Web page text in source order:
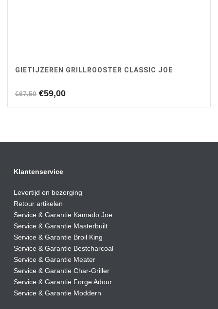
GIETIJZEREN GRILLROOSTER CLASSIC JOE
€67,50 Oorspronkelijke
€59,00Huidige
Klantenservice
Levertijd en bezorging
Retour artikelen
Service & Garantie Kamado Joe
Service & Garantie Masterbuilt
Service & Garantie Broil King
Service & Garantie Bestcharcoal
Service & Garantie Meater
Service & Garantie Char-Griller
Service & Garantie Forge Adour
Service & Garantie Moddern